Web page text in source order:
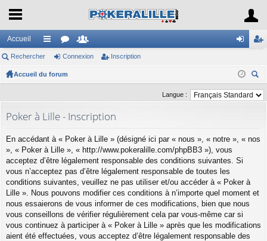
Accueil
ac
co
or
u
e
ne
xi
cri
pti
Rechercher Connexion Inscription
Accueil du forum
her
Langue :
Poker à Lille - Inscription
En accédant à « Poker à Lille » (désigné ici par « nous », « notre », « nos
», « Poker à Lille », « http://www.pokeralille.com/phpBB3 »), vous
acceptez d’être légalement responsable des conditions suivantes. Si
vous n’acceptez pas d’être légalement responsable de toutes les
conditions suivantes, veuillez ne pas utiliser et/ou accéder à « Poker à
Lille ». Nous pouvons modifier ces conditions à n’importe quel moment et
nous essaierons de vous informer de ces modifications, bien que nous
vous conseillons de vérifier régulièrement cela par vous-même car si
vous continuez à participer à « Poker à Lille » après que les modifications
aient été effectuées, vous acceptez d’être légalement responsable des